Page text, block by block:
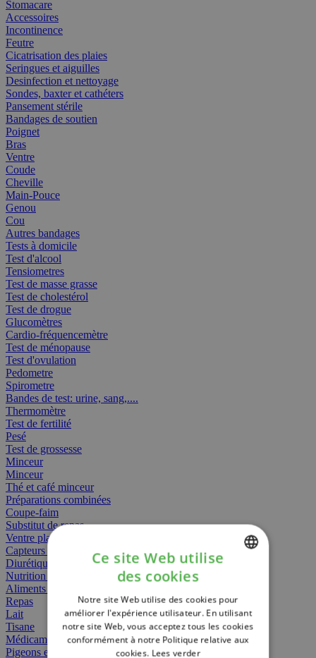
Stomacare
Accessoires
Incontinence
Feutre
Cicatrisation des plaies
Seringues et aiguilles
Desinfection et nettoyage
Sondes, baxter et cathéters
Pansement stérile
Bandages de soutien
Poignet
Bras
Ventre
Coude
Cheville
Main-Pouce
Genou
Cou
Autres bandages
Tests à domicile
Test d'alcool
Tensiometres
Test de masse grasse
Test de cholestérol
Test de drogue
Glucomètres
Cardio-fréquencemètre
Test de ménopause
Test d'ovulation
Pedometre
Spirometre
Bandes de test: urine, sang,....
Thermomètre
Test de fertilité
Pesé
Test de grossesse
Minceur
Minceur
Thé et café minceur
Préparations combinées
Coupe-faim
Substitut de repas
Ventre plat
Capteurs gras
Diurétiques
Nutrition spécifique
Aliments Bébé
Repas
Lait
Tisane
Médicament
Pigeons et oiseaux
FRENCH
ENGLISH
Ce site Web utilise
des cookies
Notre site Web utilise des cookies pour
améliorer l'expérience utilisateur. En utilisant
notre site Web, vous acceptez tous les cookies
conformément à notre Politique relative aux
cookies. Lees verder